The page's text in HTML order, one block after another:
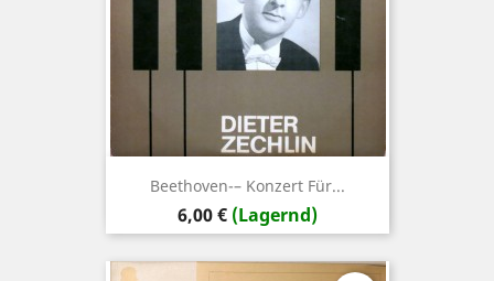
Beethoven-– Konzert Für...
Preis
6,00 € (Lagernd)